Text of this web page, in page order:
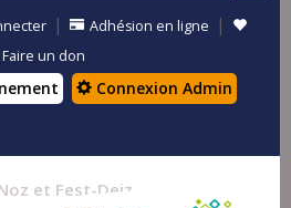
| Adhésion en ligne |
Faire un don
Connexion Admin
et Fest-Deiz